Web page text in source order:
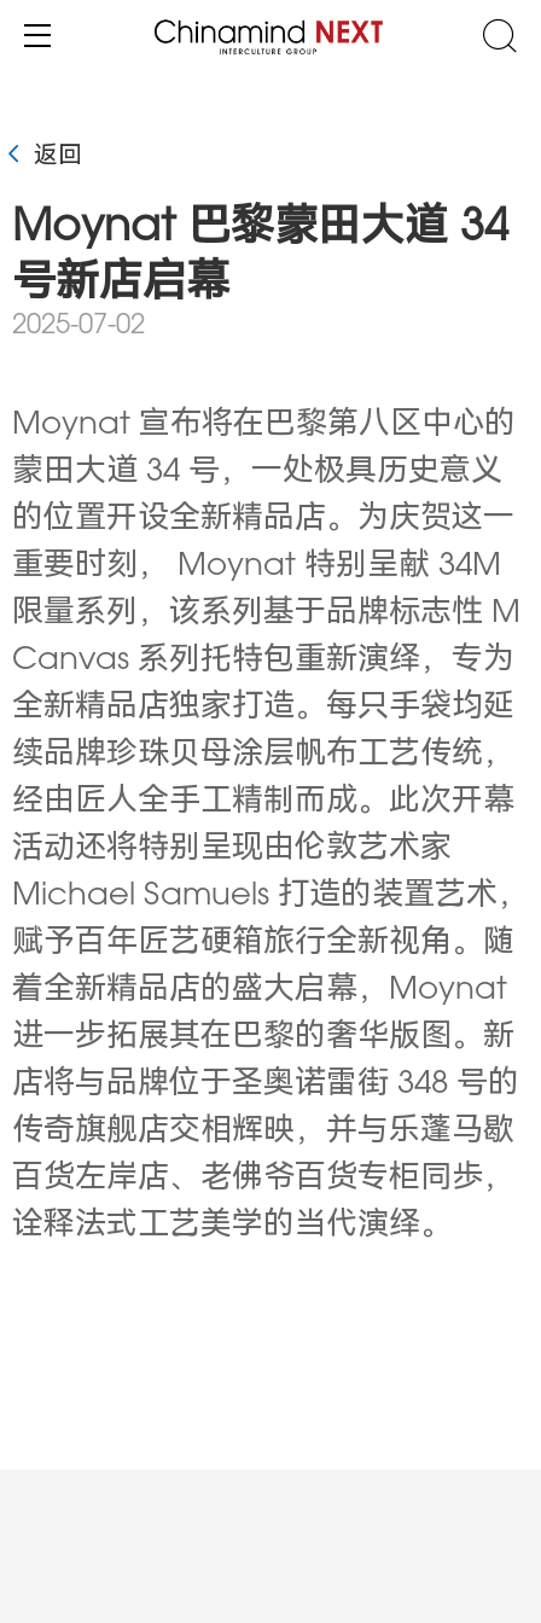
返回
Moynat 巴黎蒙田大道 34
号新店启幕
2025-07-02
Moynat 宣布将在巴黎第八区中心的
蒙田大道 34 号，一处极具历史意义
的位置开设全新精品店。为庆贺这一
重要时刻， Moynat 特别呈献 34M
限量系列，该系列基于品牌标志性 M
Canvas 系列托特包重新演绎，专为
全新精品店独家打造。每只手袋均延
续品牌珍珠贝母涂层帆布工艺传统，
经由匠人全手工精制而成。此次开幕
活动还将特别呈现由伦敦艺术家
Michael Samuels 打造的装置艺术，
赋予百年匠艺硬箱旅行全新视角。随
着全新精品店的盛大启幕，Moynat
进一步拓展其在巴黎的奢华版图。新
店将与品牌位于圣奥诺雷街 348 号的
传奇旗舰店交相辉映，并与乐蓬马歇
百货左岸店、老佛爷百货专柜同歩，
诠释法式工艺美学的当代演绎。